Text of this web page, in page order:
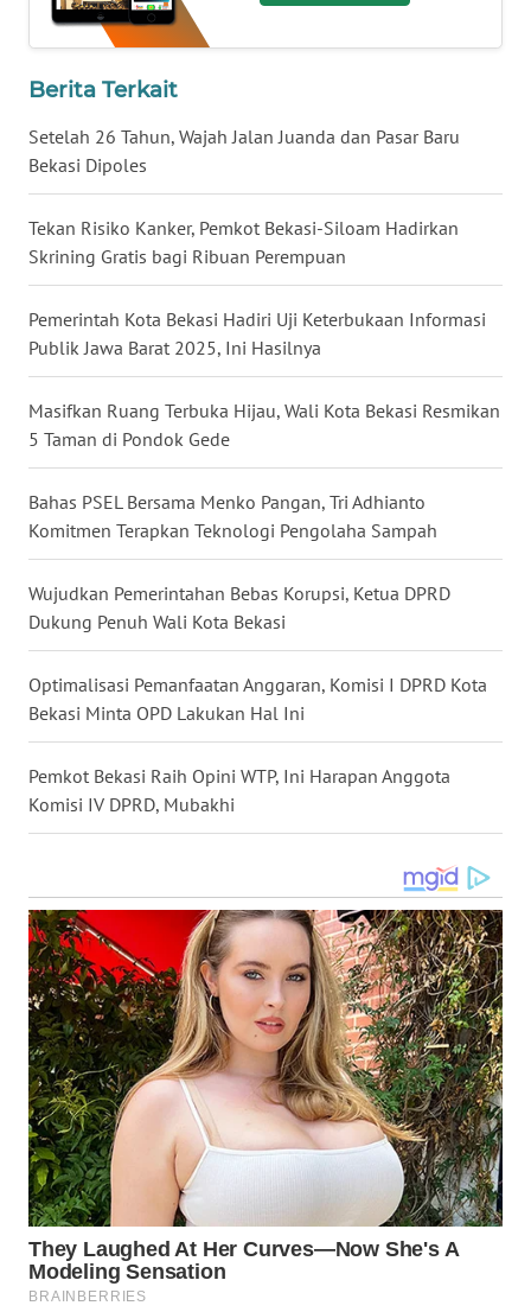
Berita Terkait
Setelah 26 Tahun, Wajah Jalan Juanda dan Pasar Baru
Bekasi Dipoles
Tekan Risiko Kanker, Pemkot Bekasi-Siloam Hadirkan
Skrining Gratis bagi Ribuan Perempuan
Pemerintah Kota Bekasi Hadiri Uji Keterbukaan Informasi
Publik Jawa Barat 2025, Ini Hasilnya
Masifkan Ruang Terbuka Hijau, Wali Kota Bekasi Resmikan
5 Taman di Pondok Gede
Bahas PSEL Bersama Menko Pangan, Tri Adhianto
Komitmen Terapkan Teknologi Pengolaha Sampah
Wujudkan Pemerintahan Bebas Korupsi, Ketua DPRD
Dukung Penuh Wali Kota Bekasi
Optimalisasi Pemanfaatan Anggaran, Komisi I DPRD Kota
Bekasi Minta OPD Lakukan Hal Ini
Pemkot Bekasi Raih Opini WTP, Ini Harapan Anggota
Komisi IV DPRD, Mubakhi
WN
KALTARA
WN
KALSEL
WN
KALTIM
WN
SULSEL
WN
GORONTALO
WN
SULUT
WN
MALUKU
MALUT
DAIRI
TOBA
WN
NIAS
WN
LANGKAT
WN
TAPANULI
SELATAN
WN
TANJUNG
LESUNG